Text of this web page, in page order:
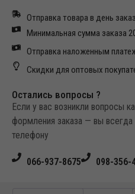
Отправка товара в день
Минимальная сумма заказа
Отправка наложенным
Скидки для оптовых
Остались вопросы ?
Если у вас возникли вопросы
формления заказа — вы
телефону
066-937-8675 098-356-